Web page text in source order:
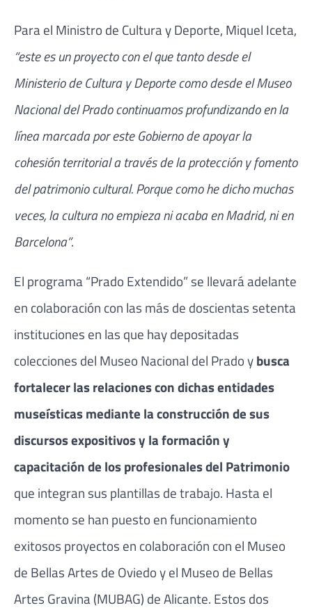
Para el Ministro de Cultura y Deporte, Miquel Iceta,
“este es un proyecto con el que tanto desde el
Ministerio de Cultura y Deporte como desde el Museo
Nacional del Prado continuamos profundizando en la
línea marcada por este Gobierno de apoyar la
cohesión territorial a través de la protección y fomento
del patrimonio cultural. Porque como he dicho muchas
veces, la cultura no empieza ni acaba en Madrid, ni en
Barcelona”.
El programa “Prado Extendido” se llevará adelante
en colaboración con las más de doscientas setenta
instituciones en las que hay depositadas
colecciones del Museo Nacional del Prado ybusca
fortalecer las relaciones con dichas entidades
museísticas mediante la construcción de sus
discursos expositivos y la formación y
capacitación de los profesionales del Patrimonio
que integran sus plantillas de trabajo. Hasta el
momento se han puesto en funcionamiento
exitosos proyectos en colaboración con el Museo
de Bellas Artes de Oviedo y el Museo de Bellas
Artes Gravina (MUBAG) de Alicante. Estos dos